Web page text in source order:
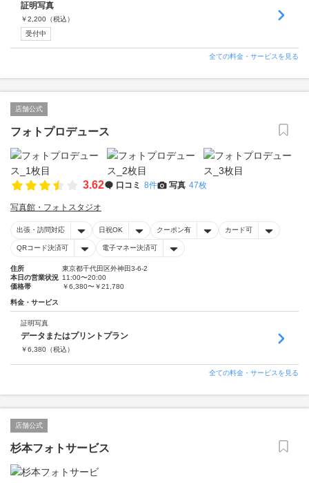
証明写真
￥2,200 （税込）
受付中
全ての料金・サービスを見る
店舗公式
フォトプロデュース
3.62 口コミ 8件 写真 47枚
写真館・フォトスタジオ
出張・訪問対応 日祝OK クーポン有 カード可
QRコード決済可 電子マネー決済可
住所
東京都千代田区外神田3-6-2
本日の営業状況 11:00〜20:00
価格帯
￥6,380〜￥21,780
料金・サービス
証明写真
データまたはプリントプラン
￥6,380 （税込）
全ての料金・サービスを見る
店舗公式
杉本フォトサービス